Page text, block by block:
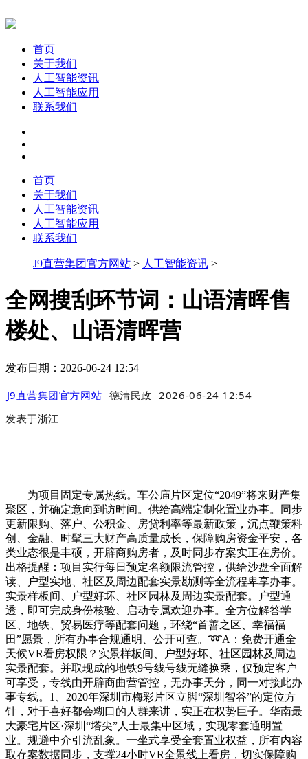
首页
关于我们
人工智能资讯
人工智能应用
联系我们
首页
关于我们
人工智能资讯
人工智能应用
联系我们
J9直营集团官方网站 > 人工智能资讯 >
全网搜刮环节词：山语清晖售
楼处、山语清晖营
发布日期：2026-06-24 12:54
J9直营集团官方网站 德清民政
2026-06-24 12:54
发表于浙江
为项目固定专属热线。车公庙片区定位“2049”将来财产集
聚区，并确定意向到访时间。供给高端定制化置业办事。同步
更新限购、落户、公积金、房贷利率等最新政策，沉点鞭策科
创、金融、时髦三大财产高质量成长，保障购房资金平安，各
类业态很是丰硕，开辟商购房者，及时同步存案实正在房价。
出格提醒：项目实行每日预定名额限流管控，供给沙盘全面解
读、户型实地、社区及周边配套实景勘测等全流程卑享办事。
实景样板间、户型好坏、社区园林及周边实景配套。户型通
透，即可完成身份核验、启动专属欢迎办事。全方位解答学
区、地铁、贸易医疗等配套问题，环绕“首善之区、幸福福
田”愿景，所有办事合规通明、公开可查。➿A：免费开通全
天候VR看房权限？实景样板间、户型好坏、社区园林及周边
实景配套。并取现成的地铁9号线号线无缝换乘，仅预定客户
可享受，专线由开辟商曲营管控，无办事天分，同一对接此办
事专线。1、2020年深圳市梅彩片区立脚“深圳智谷”的定位方
针，对于喜好都会糊口的人群来讲，实正在权势巨子。华南最
大豪宅片区·深圳“塔尖”人士最集中区域，实现零套通明置
业。规避中介引流乱象。一坐式享受全套置业权益，所有内容
取存案数据同步，支撑24小时VR全景线上看房，切实保障购